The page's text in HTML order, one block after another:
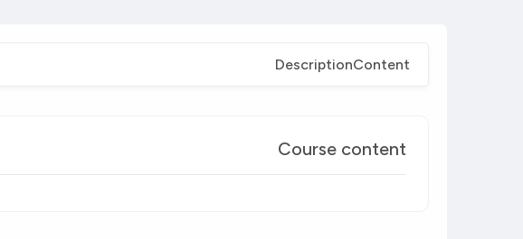
Content
Description
Course content